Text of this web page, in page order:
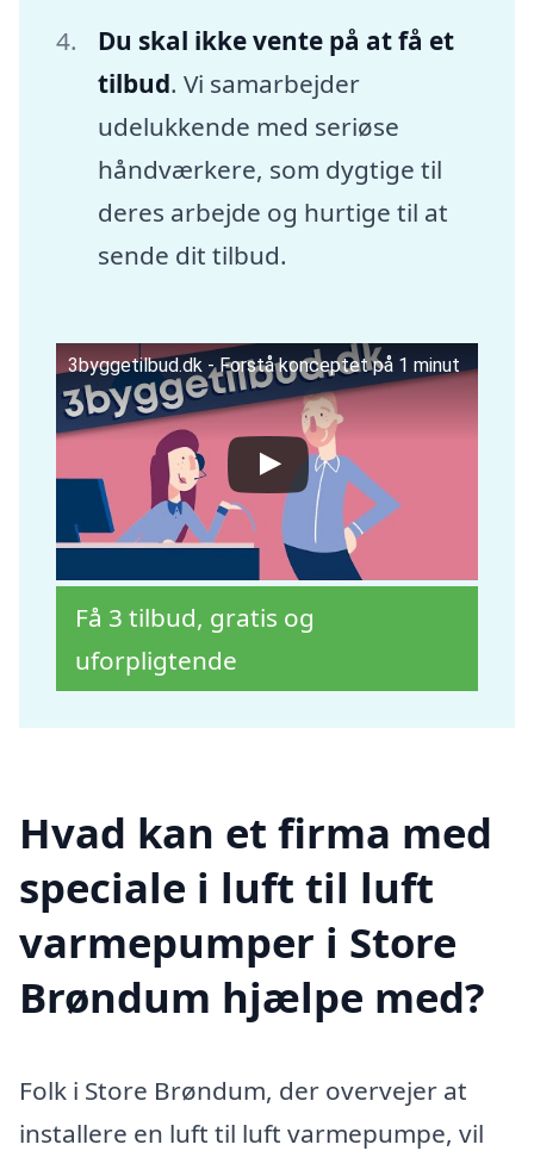
Du skal ikke vente på at få et
tilbud. Vi samarbejder
udelukkende med seriøse
håndværkere, som dygtige til
deres arbejde og hurtige til at
sende dit tilbud.
3byggetilbud.dk - Forstå konceptet på 1 minut
Få 3 tilbud, gratis og
uforpligtende
Hvad kan et firma med
speciale i luft til luft
varmepumper i Store
Brøndum hjælpe med?
Folk i Store Brøndum, der overvejer at
installere en luft til luft varmepumpe, vil